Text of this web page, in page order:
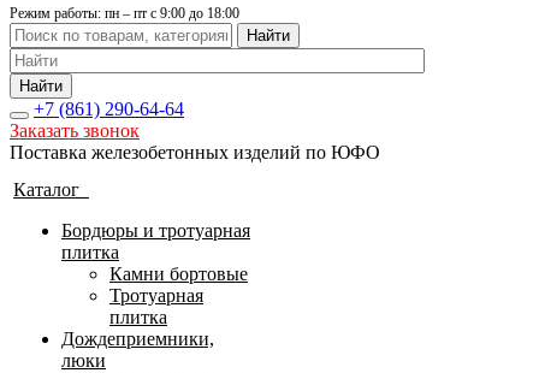
Режим работы: пн – пт с 9:00 до 18:00
Найти
Найти
+7 (861) 290-64-64
Заказать звонок
Поставка железобетонных изделий по ЮФО
Каталог
Бордюры и тротуарная
плитка
Камни бортовые
Тротуарная
плитка
Дождеприемники,
люки